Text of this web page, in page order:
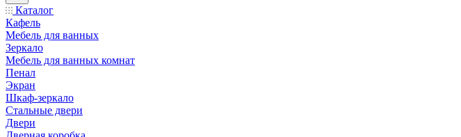
Каталог
Кафель
Мебель для ванных
Зеркало
Мебель для ванных комнат
Пенал
Экран
Шкаф-зеркало
Стальные двери
Двери